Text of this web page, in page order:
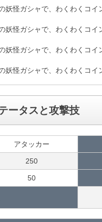
妖怪ガシャで、わくわくコ
妖怪ガシャで、わくわくコ
妖怪ガシャで、わくわくコ
妖怪ガシャで、わくわくコ
ータスと攻撃技
アタッカー
250
50